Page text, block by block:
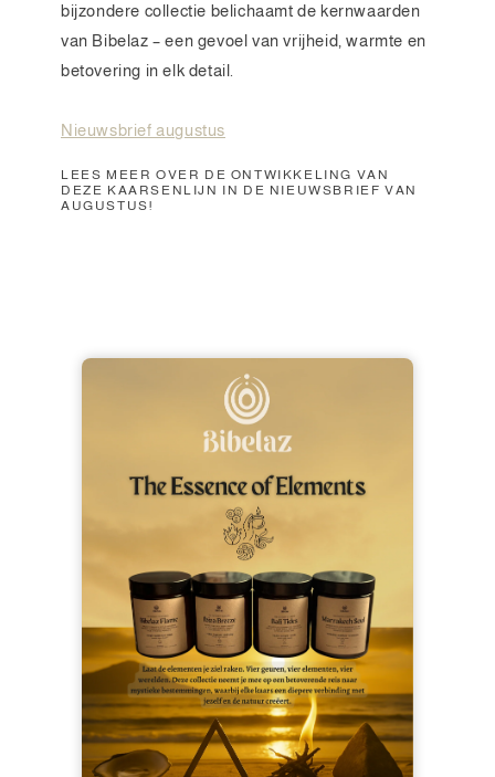
bijzondere collectie belichaamt de kernwaarden
van Bibelaz – een gevoel van vrijheid, warmte en
betovering in elk detail.
Nieuwsbrief augustus
LEES MEER OVER DE ONTWIKKELING VAN
DEZE KAARSENLIJN IN DE NIEUWSBRIEF VAN
AUGUSTUS!